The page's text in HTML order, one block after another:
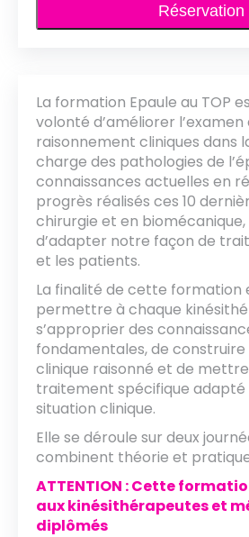
Réservation
La formation Epaule au TOP
volonté d’améliorer l’examen
raisonnement cliniques dans
charge des pathologies de
connaissances actuelles en
progrès réalisés ces 10
chirurgie et en
d’adapter notre façon de
et les patients.
La finalité de cette formation
permettre à chaque
s’approprier des
fondamentales, de construire
clinique raisonné et de
traitement spécifique adapté
situation clinique.
Elle se déroule sur deux
combinent théorie et
ATTENTION : Cette
aux kinésithérapeutes et
diplômés